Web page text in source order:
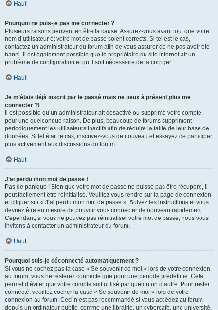
Haut
Pourquoi ne puis-je pas me connecter ?
Plusieurs raisons peuvent en être la cause. Assurez-vous avant tout que votre
nom d’utilisateur et votre mot de passe soient corrects. Si tel est le cas,
contactez un administrateur du forum afin de vous assurer de ne pas avoir été
banni. Il est également possible que le propriétaire du site internet ait un
problème de configuration et qu’il soit nécessaire de la corriger.
Haut
Je m’étais déjà inscrit par le passé mais ne peux à présent plus me
connecter ?!
Il est possible qu’un administrateur ait désactivé ou supprimé votre compte
pour une quelconque raison. De plus, beaucoup de forums suppriment
périodiquement les utilisateurs inactifs afin de réduire la taille de leur base de
données. Si tel était le cas, inscrivez-vous de nouveau et essayez de participer
plus activement aux discussions du forum.
Haut
J’ai perdu mon mot de passe !
Pas de panique ! Bien que votre mot de passe ne puisse pas être récupéré, il
peut facilement être réinitialisé. Veuillez vous rendre sur la page de connexion
et cliquer sur « J’ai perdu mon mot de passe ». Suivez les instructions et vous
devriez être en mesure de pouvoir vous connecter de nouveau rapidement.
Cependant, si vous ne pouvez pas réinitialiser votre mot de passe, nous vous
invitons à contacter un administrateur du forum.
Haut
Pourquoi suis-je déconnecté automatiquement ?
Si vous ne cochez pas la case « Se souvenir de moi » lors de votre connexion
au forum, vous ne resterez connecté que pour une période prédéfinie. Cela
permet d’éviter que votre compte soit utilisé par quelqu’un d’autre. Pour rester
connecté, veuillez cocher la case « Se souvenir de moi » lors de votre
connexion au forum. Ceci n’est pas recommandé si vous accédez au forum
depuis un ordinateur public, comme une librairie, un cybercafé, une université,